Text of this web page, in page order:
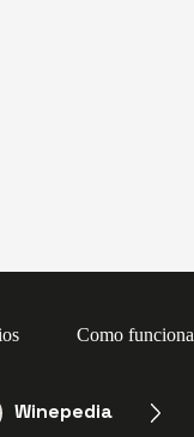
Como funciona
Winepedia